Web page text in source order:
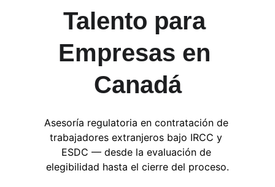
Talento para
Empresas en
Canadá
Asesoría regulatoria en contratación de
trabajadores extranjeros bajo IRCC y
ESDC — desde la evaluación de
elegibilidad hasta el cierre del proceso.